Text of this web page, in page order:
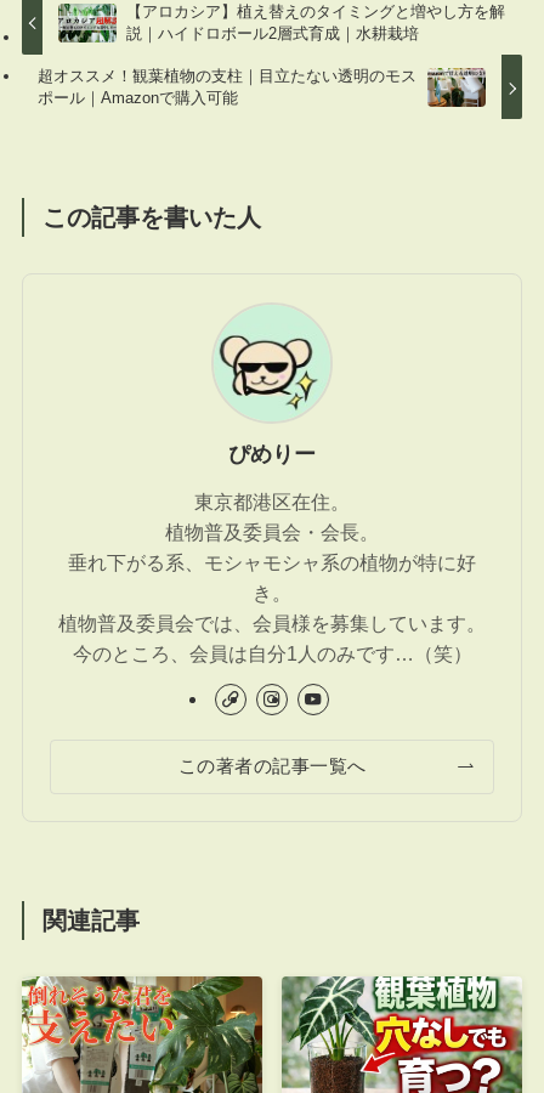
【アロカシア】植え替えのタイミングと増やし方を解
説｜ハイドロボール2層式育成｜水耕栽培
超オススメ！観葉植物の支柱｜目立たない透明のモス
ポール｜Amazonで購入可能
この記事を書いた人
ぴめりー
東京都港区在住。
植物普及委員会・会長。
垂れ下がる系、モシャモシャ系の植物が特に好
き。
植物普及委員会では、会員様を募集しています。
今のところ、会員は自分1人のみです…（笑）
この著者の記事一覧へ
関連記事